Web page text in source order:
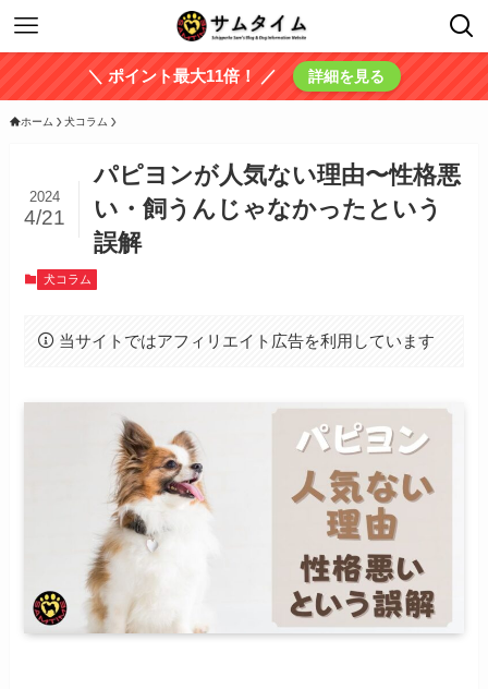
＼ ポイント最大11倍！ ／ 詳細を見る
ホーム 犬コラム
パピヨンが人気ない理由〜性格悪
い・飼うんじゃなかったという
誤解
2024
4/21
犬コラム
当サイトではアフィリエイト広告を利用しています